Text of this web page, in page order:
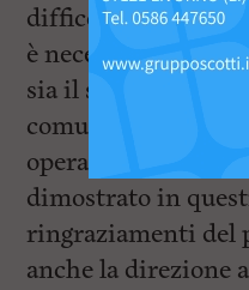
difficoltà di
è necessario
sia il senso di
comunità tutta che
operatorio
dimostrato in
ringraziamenti del
anche la direzione